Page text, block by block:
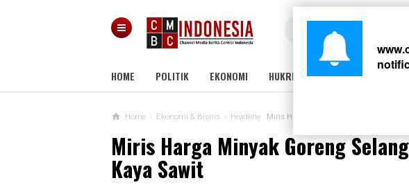
HOME POLITIK EKONOMI HUKRIM PERISTIWA
Home › Ekonomi & Bisnis › Headline Miris Harga Minyak Goreng Selangit di
Miris Harga Minyak Goreng
Kaya Sawit